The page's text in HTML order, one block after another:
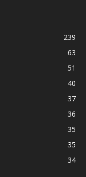
239
63
51
40
37
36
35
35
34